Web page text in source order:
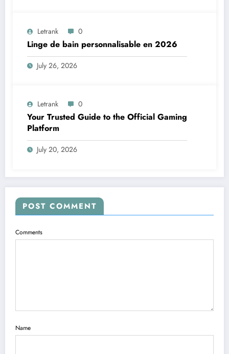
Letrank 0
Linge de bain personnalisable en 2026
July 26, 2026
Letrank 0
Your Trusted Guide to the Official Gaming
Platform
July 20, 2026
POST COMMENT
Comments
Name